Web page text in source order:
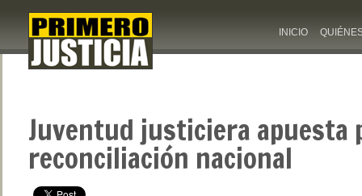
INICIO
Juventud justiciera apuesta
reconciliación nacional